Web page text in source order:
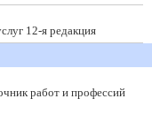
12-я редакция
работ и профессий